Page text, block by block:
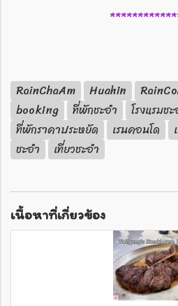
RainChaAm Huahin
booking
ที่พักชะอำ โรงแรมช
ที่พักราคาประหยัด
เรนคอนโด
ชะอำ
เที่ยวชะอำ
เนื้อหาที่เกี่ยวข้อง